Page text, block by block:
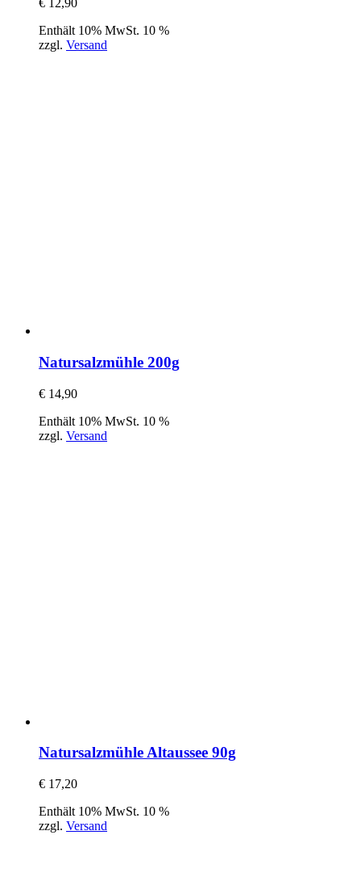
€ 12,90
Enthält 10% MwSt. 10 %
zzgl. Versand
Natursalzmühle 200g
€ 14,90
Enthält 10% MwSt. 10 %
zzgl. Versand
Natursalzmühle Altaussee 90g
€ 17,20
Enthält 10% MwSt. 10 %
zzgl. Versand